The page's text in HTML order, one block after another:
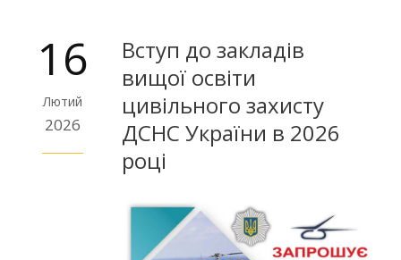
16
Лютий
2026
Вступ до закладів
вищої освіти
цивільного захисту
ДСНС України в 2026
році